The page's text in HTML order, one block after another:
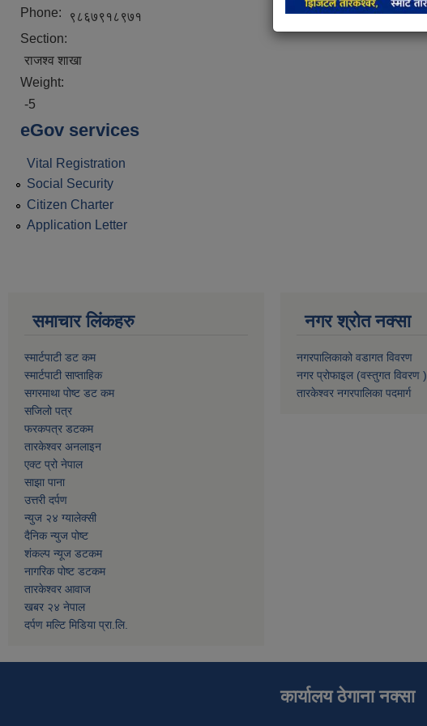
Phone:
९८६७९१८९७१
Section:
राजश्व शाखा
Weight:
-5
eGov services
Vital Registration
Social Security
Citizen Charter
Application Letter
समाचार लिंकहरु
स्मार्टपाटी डट कम
स्मार्टपाटी साप्ताहिक
सगरमाथा पोष्ट डट कम
सजिलो पत्र
फरकपत्र डटकम
तारकेश्वर अनलाइन
एक्ट प्रो नेपाल
साझा पाना
उत्तरी दर्पण
न्युज २४ ग्यालेक्सी
दैनिक न्युज पोष्ट
शंकल्प न्यूज डटकम
नागरिक पोष्ट डटकम
तारकेश्वर आवाज
खबर २४ नेपाल
दर्पण मल्टि मिडिया प्रा.लि.
नगर श्रोत नक्सा
नगरपालिकाको वडागत विवरण
नगर प्रोफाइल (वस्तुगत विवरण )
तारकेश्वर नगरपालिका पदमार्ग
कार्यालय ठेगाना नक्सा